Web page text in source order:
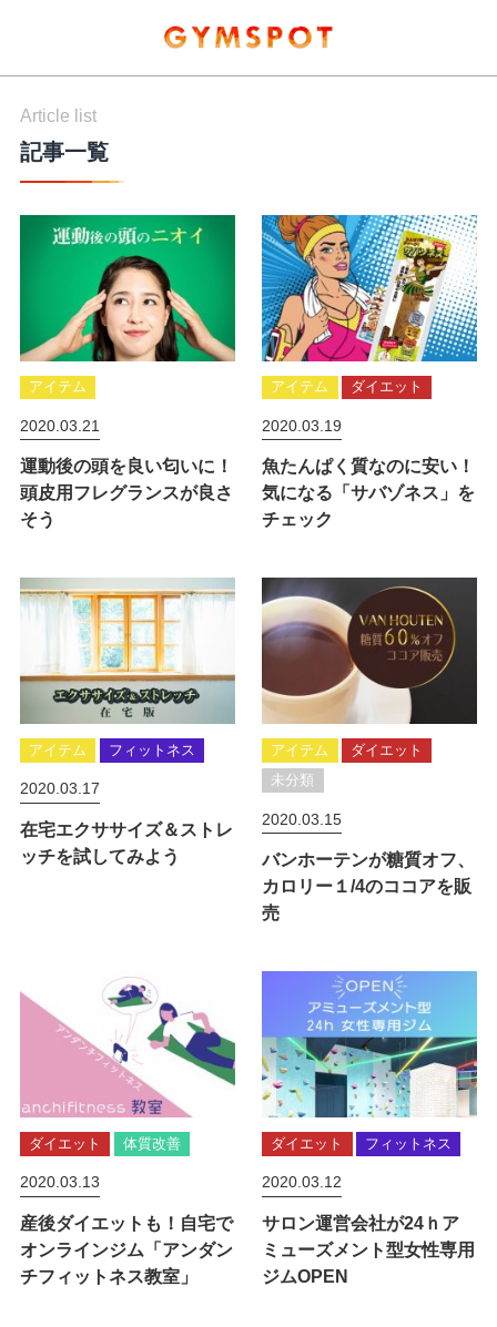
Article list
記事一覧
アイテム
2020.03.21
運動後の頭を良い匂いに！
頭皮用フレグランスが良さ
そう
アイテム ダイエット
2020.03.19
魚たんぱく質なのに安い！
気になる「サバゾネス」を
チェック
アイテム フィットネス
2020.03.17
在宅エクササイズ＆ストレ
ッチを試してみよう
アイテム
ダイエット
未分類
2020.03.15
バンホーテンが糖質オフ、
カロリー１/4のココアを販
売
ダイエット 体質改善
2020.03.13
産後ダイエットも！自宅で
オンラインジム「アンダン
チフィットネス教室」
ダイエット フィットネス
2020.03.12
サロン運営会社が24ｈア
ミューズメント型女性専用
ジムOPEN